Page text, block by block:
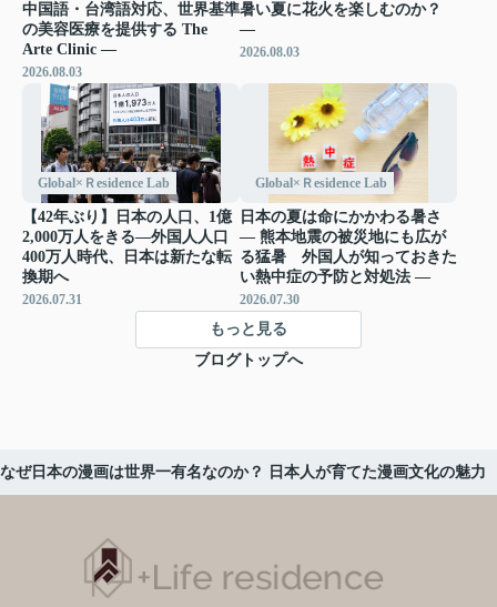
中国語・台湾語対応、世界基準
の美容医療を提供する The
Arte Clinic ―
2026.08.03
暑い夏に花火を楽しむのか？
―
2026.08.03
Global×Ｒesidence Lab
【42年ぶり】日本の人口、1億
2,000万人をきる―外国人人口
400万人時代、日本は新たな転
換期へ
2026.07.31
Global×Ｒesidence Lab
日本の夏は命にかかわる暑さ
― 熊本地震の被災地にも広が
る猛暑 外国人が知っておきた
い熱中症の予防と対処法 ―
2026.07.30
もっと見る
ブログトップへ
なぜ日本の漫画は世界一有名なのか？ 日本人が育てた漫画文化の魅力